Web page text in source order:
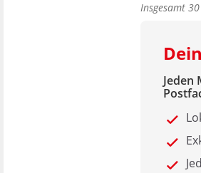
Insgesamt
Jeden